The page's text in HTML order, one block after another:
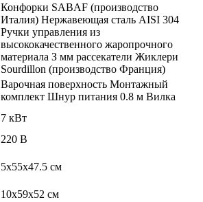
Конфорки SABAF (производство
Италия) Нержавеющая сталь AISI 304
Ручки управления из
высококачественного жаропрочного
материала З мм рассекатели Жиклери
Sourdillon (производство Франция)
Варочная поверхность Монтажный
комплект Шнур питания 0.8 м Вилка
7 кВт
220 В
5х55х47.5 см
10х59х52 см